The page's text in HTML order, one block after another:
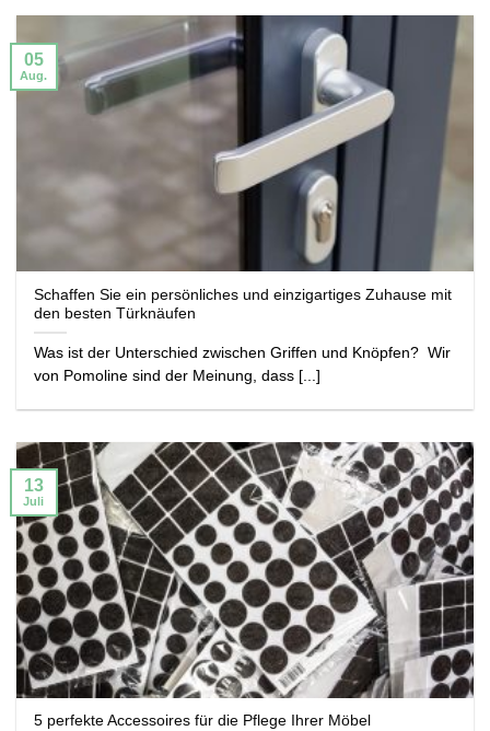
Schaffen Sie ein persönliches und einzigartiges Zuhause mit
den besten Türknäufen
Was ist der Unterschied zwischen Griffen und Knöpfen? Wir
von Pomoline sind der Meinung, dass [...]
05
Aug.
5 perfekte Accessoires für die Pflege Ihrer Möbel
13
Juli